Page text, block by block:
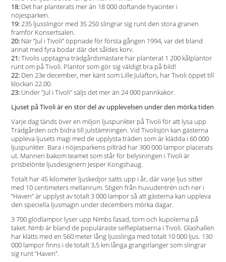
18:Det har planterats mer än 18 000 doftande hyacinter i
nöjesparken.
19:235 ljusslingor med 35 250 slingrar sig runt den stora granen
framför Konsertsalen.
20:När ”Jul i Tivoli” öppnade för första gången 1994, var det bland
annat med fyra bodar där det såldes korv.
21:Tivolis upptagna trädgårdsmästare har planterat 1 200 kålplantor
runt om på Tivoli. Plantor som gör sig väldigt bra på bild!
22:Den 23e december, mer känt som Lille Julafton, har Tivoli öppet till
klockan 22.00.
23: Under ”Jul i Tivoli” säljs det mer än 24 000 pannkakor.
Ljuset på Tivoli är en stor del av upplevelsen under den mörka tiden
Varje dag tänds över en miljon ljuspunkter på Tivoli för att lysa upp
Trädgården och bidra till julstämningen. Vid Tivolisjön kan gästerna
uppleva ljusets magi med de upplysta träden som är klädda i 60 000
ljuspunkter. Bara i nöjesparkens pilträd har 300 000 lampor placerats
ut. Mannen bakom teamet som står för belysningen i Tivoli är
prisbelönte ljusdesignern Jesper Kongshaug.
Totalt har 45 kilometer ljuskedjor satts upp i år, där varje ljus sitter
med 10 centimeters mellanrum. Stigen från huvudentrén och ner i
”Haven” är upplyst av totalt 3 000 lampor så att gästerna kan uppleva
den speciella ljusmagin under decembers mörka dagar.
3 700 glödlampor lyser upp Nimbs fasad, torn och kupolerna på
taket. Nimb är bland de populäraste selfieplatserna i Tivoli. Glashallen
har klätts med en 560 meter lång ljusslinga med totalt 10 000 ljus. 130
000 lampor finns i de totalt 3,5 km långa grangirlanger som slingrar
sig runt ”Haven”.